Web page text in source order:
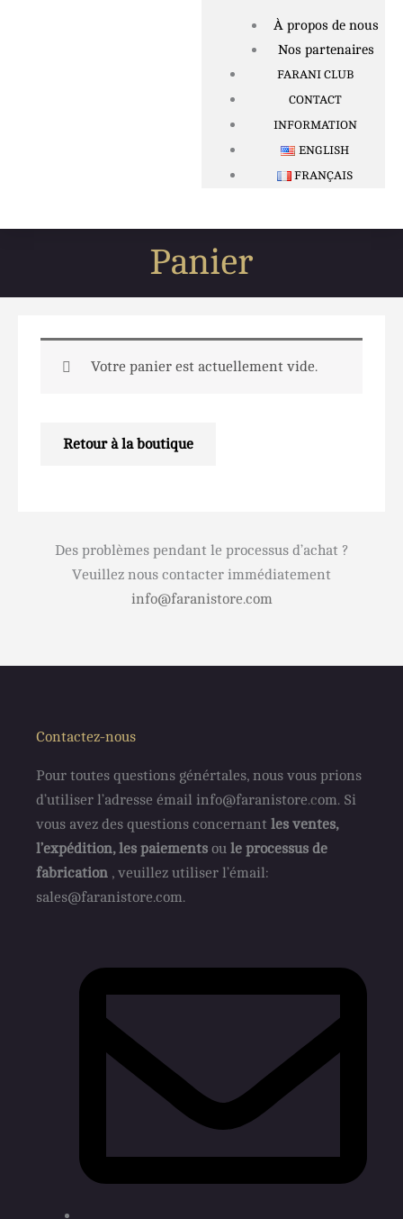
À propos de nous
Nos partenaires
FARANI CLUB
CONTACT
INFORMATION
ENGLISH
FRANÇAIS
Panier
Votre panier est actuellement vide.
Retour à la boutique
Des problèmes pendant le processus d’achat ?
Veuillez nous contacter immédiatement
info@faranistore.com
Contactez-nous
Pour toutes questions génértales, nous vous prions
d’utiliser l’adresse émail info@faranistore.com. Si
vous avez des questions concernant les ventes,
l’expédition, les paiements ou le processus de
fabrication , veuillez utiliser l’émail:
sales@faranistore.com.